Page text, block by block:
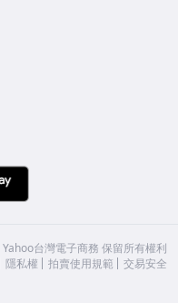
Yahoo台灣電子商務 保留所有權利
隱私權 拍賣使用規範 交易安全